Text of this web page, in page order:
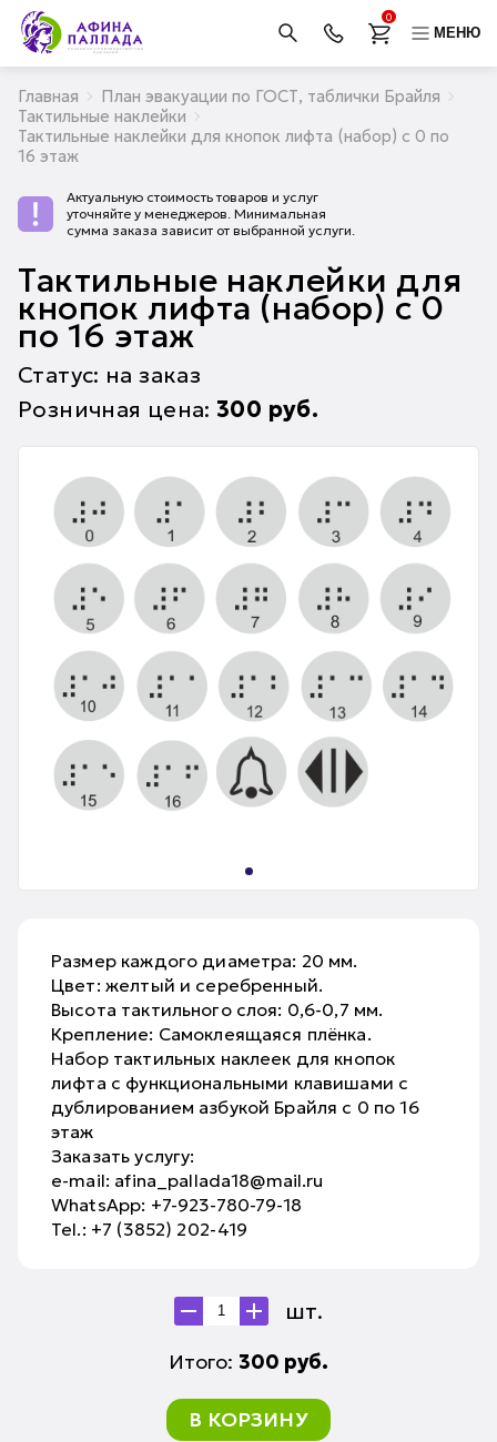
0
МЕНЮ
Главная
План эвакуации по ГОСТ, таблички Брайля
Тактильные наклейки
Тактильные наклейки для кнопок лифта (набор) с 0 по
16 этаж
Актуальную стоимость товаров и услуг
уточняйте у менеджеров. Минимальная
сумма заказа зависит от выбранной услуги.
Тактильные наклейки для
кнопок лифта (набор) с 0
по 16 этаж
Статус: на заказ
Розничная цена: 300 руб.
Размер каждого диаметра: 20 мм.
Цвет: желтый и серебренный.
Высота тактильного слоя: 0,6-0,7 мм.
Крепление: Самоклеящаяся плёнка.
Набор тактильных наклеек для кнопок
лифта с функциональными клавишами с
дублированием азбукой Брайля с 0 по 16
этаж
Заказать услугу:
e-mail: afina_pallada18@mail.ru
WhatsApp: +7-923-780-79-18
Tel.: +7 (3852) 202-419
шт.
Итого: 300 руб.
В КОРЗИНУ